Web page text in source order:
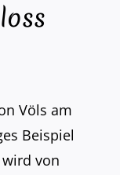
Völs am
Beispiel
von